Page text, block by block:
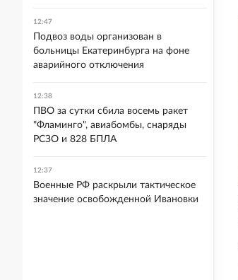
12:47
Подвоз воды организован в
больницы Екатеринбурга на фоне
аварийного отключения
12:38
ПВО за сутки сбила восемь ракет
"Фламинго", авиабомбы, снаряды
РСЗО и 828 БПЛА
12:37
Военные РФ раскрыли тактическое
значение освобожденной Ивановки